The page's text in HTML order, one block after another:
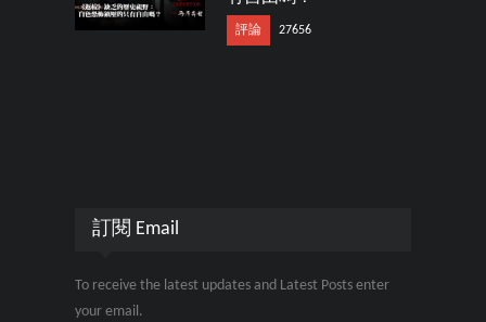
評論 27656
訂閱 Email
To receive the latest updates and Latest Posts enter
your email.